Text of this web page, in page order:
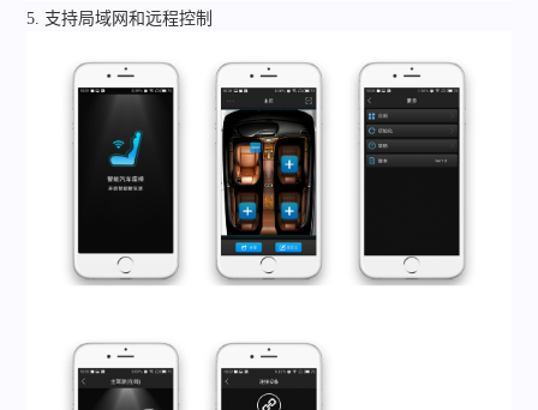
5. 支持局域网和远程控制